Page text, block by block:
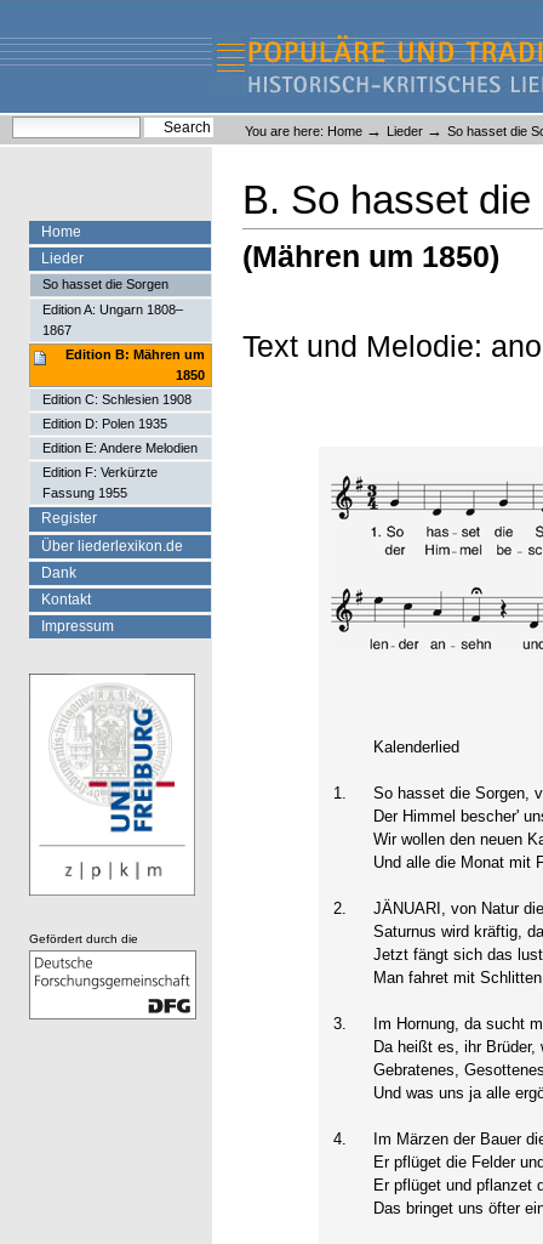
content.
navigation
Liederlexikon
Personal
tools
You are here: Home → Lieder → So hasset die
B. So hasset die
(Mähren um 1850)
Text und Melodie:
Kalenderlied
1.
So hasset die Sorgen,
Der Himmel bescher'
Wir wollen den neuen
Und alle die Monat mit
2.
JÄNUARI, von Natur
Saturnus wird kräftig,
Jetzt fängt sich das
Man fahret mit
3.
Im Hornung, da sucht
Da heißt es, ihr
Gebratenes,
Und was uns ja alle
4.
Im Märzen der Bauer
Er pflüget die Felder
Er pflüget und pflanzet
Das bringet uns öfter
Home
Lieder
So hasset die Sorgen
Edition A: Ungarn 1808–
1867
Edition B: Mähren um
1850
Edition C: Schlesien 1908
Edition D: Polen 1935
Edition E: Andere Melodien
Edition F: Verkürzte
Fassung 1955
Register
Über liederlexikon.de
Dank
Kontakt
Impressum
Gefördert durch die